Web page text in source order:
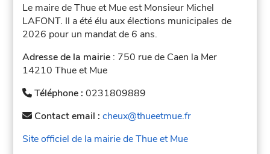
Le maire de Thue et Mue est Monsieur Michel
LAFONT. Il a été élu aux élections municipales de
2026 pour un mandat de 6 ans.
Adresse de la mairie : 750 rue de Caen la Mer
14210 Thue et Mue
Téléphone :0231809889
Contact email :cheux@thueetmue.fr
Site officiel de la mairie de Thue et Mue